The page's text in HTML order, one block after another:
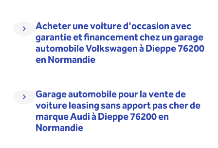
Acheter une voiture d'occasion avec
garantie et financement chez un garage
automobile Volkswagen à Dieppe 76200
en Normandie
Garage automobile pour la vente de
voiture leasing sans apport pas cher de
marque Audi à Dieppe 76200 en
Normandie